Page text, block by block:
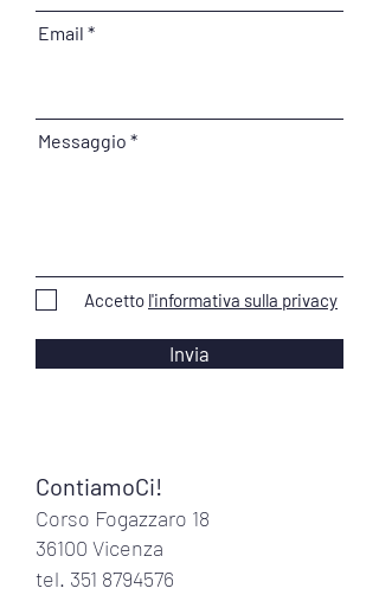
ContiamoCi!
Corso Fogazzaro 18
36100 Vicenza
tel. 351 8794576
Email
Messaggio
Accetto l'informativa sulla privacy
Invia